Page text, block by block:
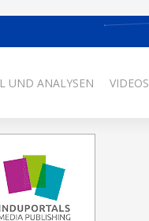
UND ANALYSEN VIDEOS